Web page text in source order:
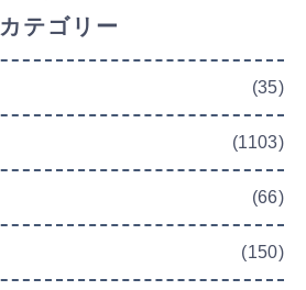
カテゴリー
(35)
(1103)
(66)
(150)